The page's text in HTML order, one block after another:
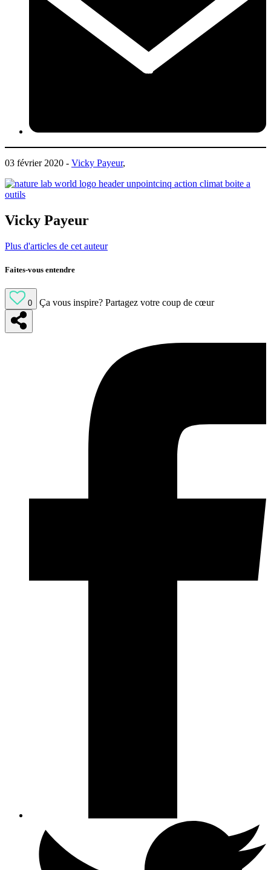
03 février 2020 - Vicky Payeur,
Vicky Payeur
Plus d'articles de cet auteur
Faites-vous entendre
0 Ça vous inspire? Partagez votre coup de cœur